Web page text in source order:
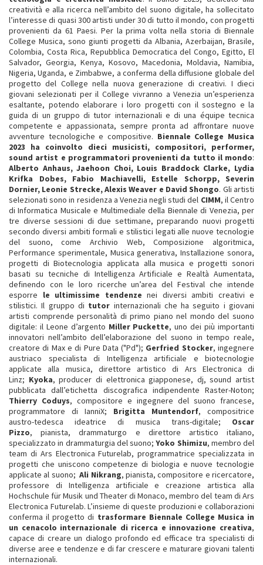
creatività e alla ricerca nell’ambito del suono digitale, ha sollecitato
l’interesse di quasi 300 artisti under 30 di tutto il mondo, con progetti
provenienti da 61 Paesi. Per la prima volta nella storia di Biennale
College Musica, sono giunti progetti da Albania, Azerbaijan, Brasile,
Colombia, Costa Rica, Repubblica Democratica del Congo, Egitto, El
Salvador, Georgia, Kenya, Kosovo, Macedonia, Moldavia, Namibia,
Nigeria, Uganda, e Zimbabwe, a conferma della diffusione globale del
progetto del College nella nuova generazione di creativi. I dieci
giovani selezionati per il College vivranno a Venezia un’esperienza
esaltante, potendo elaborare i loro progetti con il sostegno e la
guida di un gruppo di tutor internazionali e di una équipe tecnica
competente e appassionata, sempre pronta ad affrontare nuove
avventure tecnologiche e compositive. Biennale College Musica
2023 ha coinvolto dieci musicisti, compositori, performer,
sound artist e programmatori provenienti da tutto il mondo:
Alberto Anhaus, Jaehoon Choi, Louis Braddock Clarke, Lydia
Krifka Dobes, Fabio Machiavelli, Estelle Schorpp, Severin
Dornier, Leonie Strecke, Alexis Weaver e David Shongo. Gli artisti
selezionati sono in residenza a Venezia negli studi del CIMM, il Centro
di Informatica Musicale e Multimediale della Biennale di Venezia, per
tre diverse sessioni di due settimane, preparando nuovi progetti
secondo diversi ambiti formali e stilistici legati alle nuove tecnologie
del suono, come Archivio Web, Composizione algoritmica,
Performance sperimentale, Musica generativa, Installazione sonora,
progetti di Biotecnologia applicata alla musica e progetti sonori
basati su tecniche di Intelligenza Artificiale e Realtà Aumentata,
definendo con le loro ricerche un’area del Festival che intende
esporre le ultimissime tendenze nei diversi ambiti creativi e
stilistici. Il gruppo di tutor internazionali che ha seguito i giovani
artisti comprende personalità di primo piano nel mondo del suono
digitale: il Leone d’argento Miller Puckette, uno dei più importanti
innovatori nell’ambito dell’elaborazione del suono in tempo reale,
creatore di Max e di Pure Data ("Pd"); Gerfried Stocker, ingegnere
austriaco specialista di Intelligenza artificiale e biotecnologie
applicate alla musica, direttore artistico di Ars Electronica di
Linz; Kyoka, producer di elettronica giapponese, dj, sound artist
pubblicata dall’etichetta discografica indipendente Raster-Noton;
Thierry Coduys, compositore e ingegnere del suono francese,
programmatore di IanniX; Brigitta Muntendorf, compositrice
austro-tedesca ideatrice di musica trans-digitale; Oscar
Pizzo, pianista, drammaturgo e direttore artistico italiano,
specializzato in drammaturgia del suono;Yoko Shimizu, membro del
team di Ars Electronica Futurelab, programmatrice specializzata in
progetti che uniscono competenze di biologia e nuove tecnologie
applicate al suono;Ali Nikrang, pianista, compositore e ricercatore,
professore di Intelligenza artificiale e creazione artistica alla
Hochschule für Musik und Theater di Monaco, membro del team di Ars
Electronica Futurelab. L’insieme di queste produzioni e collaborazioni
conferma il progetto di trasformare Biennale College Musica in
un cenacolo internazionale di ricerca e innovazione creativa,
capace di creare un dialogo profondo ed efficace tra specialisti di
diverse aree e tendenze e di far crescere e maturare giovani talenti
internazionali.